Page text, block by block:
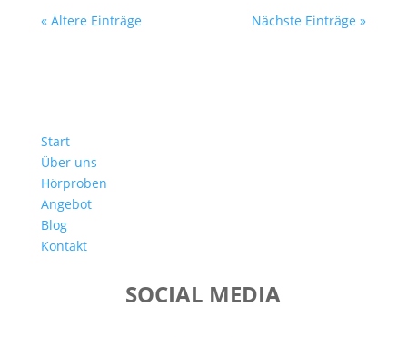
« Ältere Einträge Nächste Einträge »
Start
Über uns
Hörproben
Angebot
Blog
Kontakt
SOCIAL MEDIA